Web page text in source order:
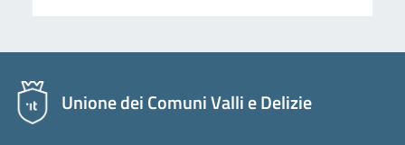
Unione dei Comuni Valli e Delizie